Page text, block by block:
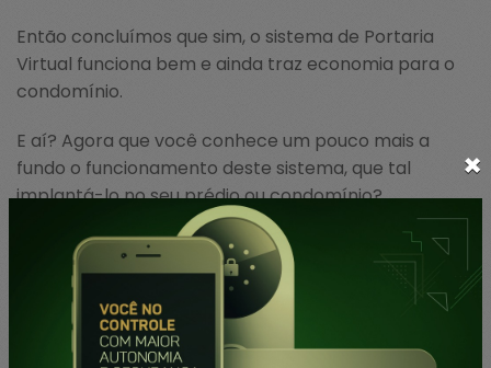
Então concluímos que sim, o sistema de Portaria
Virtual funciona bem e ainda traz economia para o
condomínio.
E aí? Agora que você conhece um pouco mais a
fundo o funcionamento deste sistema, que tal
implantá-lo no seu prédio ou condomínio?
Fale com um de nossos especialistas e tire suas
dúvidas. Ficaremos felizes em ajudar!
Até a próxima!
×